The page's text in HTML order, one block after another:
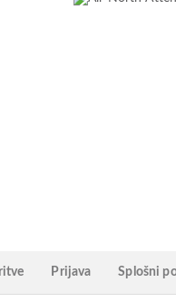
Prijava Splošni